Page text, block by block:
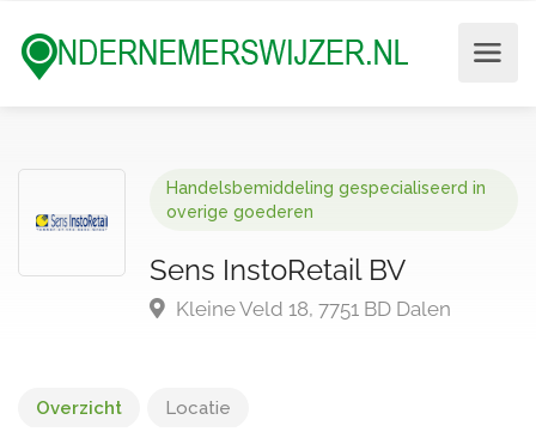
Handelsbemiddeling gespecialiseerd in
overige goederen
Sens InstoRetail BV
Kleine Veld 18, 7751 BD Dalen
Overzicht Locatie